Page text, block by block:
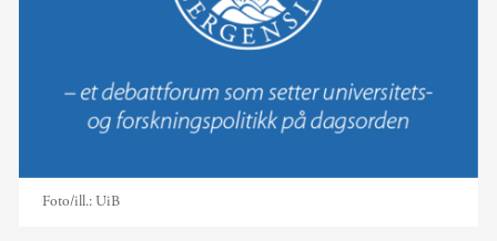
Foto/ill.:UiB